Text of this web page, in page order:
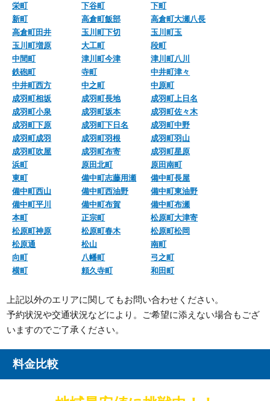
栄町
下谷町
下町
新町
高倉町飯部
高倉町大瀬八長
高倉町田井
玉川町下切
玉川町玉
玉川町増原
大工町
段町
中間町
津川町今津
津川町八川
鉄砲町
寺町
中井町津々
中井町西方
中之町
中原町
成羽町相坂
成羽町長地
成羽町上日名
成羽町小泉
成羽町坂本
成羽町佐々木
成羽町下原
成羽町下日名
成羽町中野
成羽町成羽
成羽町羽根
成羽町羽山
成羽町吹屋
成羽町布寄
成羽町星原
浜町
原田北町
原田南町
東町
備中町志藤用瀬
備中町長屋
備中町西山
備中町西油野
備中町東油野
備中町平川
備中町布賀
備中町布瀬
本町
正宗町
松原町大津寄
松原町神原
松原町春木
松原町松岡
松原通
松山
南町
向町
八幡町
弓之町
横町
頼久寺町 和田町
上記以外のエリアに関してもお問い合わせください。
予約状況や交通状況などにより。ご希望に添えない場合もござ
いますのでご了承ください。
料金比較